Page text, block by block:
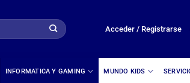
Acceder / Registrarse
INFORMATICA Y GAMING MUNDO KIDS